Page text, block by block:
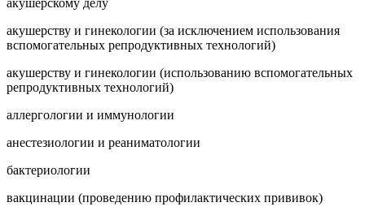
акушерскому делу
акушерству и гинекологии (за исключением использования
вспомогательных репродуктивных технологий)
акушерству и гинекологии (использованию вспомогательных
репродуктивных технологий)
аллергологии и иммунологии
анестезиологии и реаниматологии
бактериологии
вакцинации (проведению профилактических прививок)